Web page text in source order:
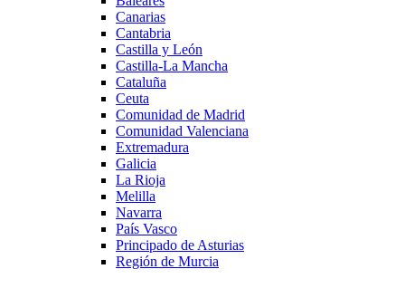
Canarias
Cantabria
Castilla y León
Castilla-La Mancha
Cataluña
Ceuta
Comunidad de Madrid
Comunidad Valenciana
Extremadura
Galicia
La Rioja
Melilla
Navarra
País Vasco
Principado de Asturias
Región de Murcia